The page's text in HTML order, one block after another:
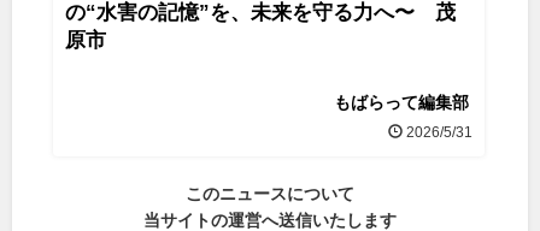
の“水害の記憶”を、未来を守る力へ〜 茂
原市
もばらって編集部
2026/5/31
このニュースについて
当サイトの運営へ送信いたします